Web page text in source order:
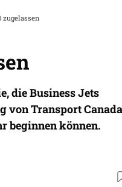
zugelassen
die Business Jets
von Transport Canada
beginnen können.